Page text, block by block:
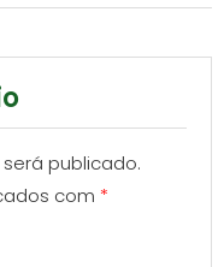
publicado.
com *